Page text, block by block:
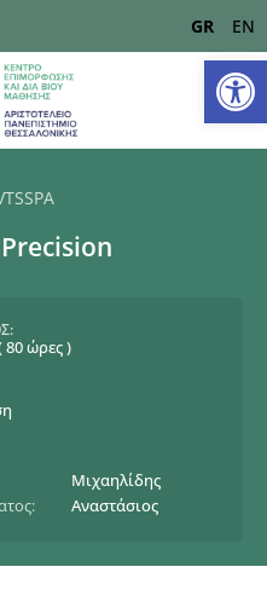
GR EN
80 ώρες)
Μιχαηλίδης
Αναστάσιος